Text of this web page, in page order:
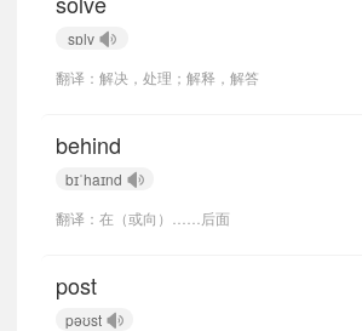
sɒlv
翻译：解决，处理；解释，解答
behind
bɪˈhaɪnd
翻译：在（或向）……后面
post
pəʊst